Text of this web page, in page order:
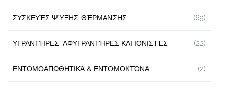
ΣΥΣΚΕΥΈΣ ΨΎΞΗΣ-ΘΈΡΜΑΝΣΗΣ (69)
ΥΓΡΑΝΤΉΡΕΣ, ΑΦΥΓΡΑΝΤΉΡΕΣ ΚΑΙ ΙΟΝΙΣΤΈΣ (22)
ΕΝΤΟΜΟΑΠΩΘΗΤΙΚΆ & ΕΝΤΟΜΟΚΤΌΝΑ (2)